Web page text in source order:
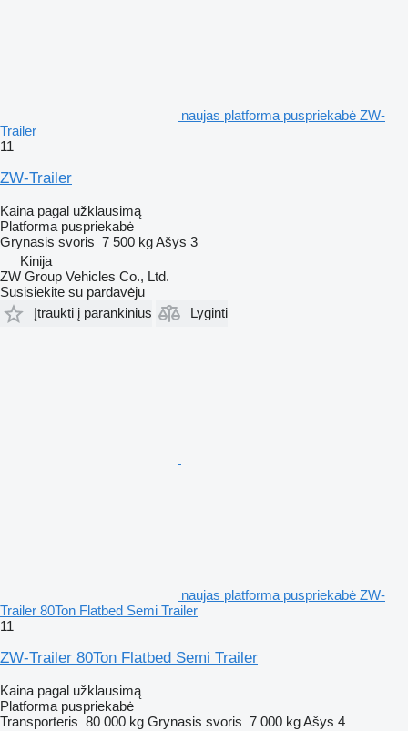
naujas platforma puspriekabė ZW-
Trailer
11
ZW-Trailer
Kaina pagal užklausimą
Platforma puspriekabė
Grynasis svoris 7 500 kgAšys 3
Kinija
ZW Group Vehicles Co., Ltd.
Susisiekite su pardavėju
Įtraukti į parankinius
Lyginti
naujas platforma puspriekabė ZW-
Trailer 80Ton Flatbed Semi Trailer
11
ZW-Trailer 80Ton Flatbed Semi Trailer
Kaina pagal užklausimą
Platforma puspriekabė
Transporteris 80 000 kg Grynasis svoris 7 000 kgAšys 4